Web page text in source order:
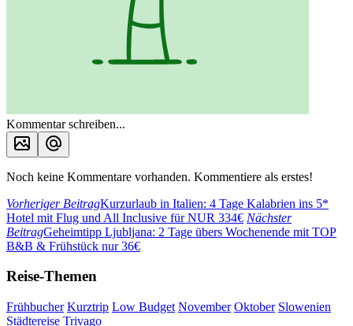
Kommentar schreiben...
Noch keine Kommentare vorhanden. Kommentiere als erstes!
Vorheriger BeitragKurzurlaub in Italien: 4 Tage Kalabrien ins 5*
Hotel mit Flug und All Inclusive für NUR 334€ Nächster
BeitragGeheimtipp Ljubljana: 2 Tage übers Wochenende mit TOP
B&B & Frühstück nur 36€
Reise-Themen
Frühbucher Kurztrip Low Budget November Oktober Slowenien
Städtereise Trivago